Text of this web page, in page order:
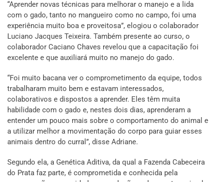
“Aprender novas técnicas para melhorar o manejo e a lida
com o gado, tanto no mangueiro como no campo, foi uma
experiência muito boa e proveitosa”, elogiou o colaborador
Luciano Jacques Teixeira. Também presente ao curso, o
colaborador Caciano Chaves revelou que a capacitação foi
excelente e que auxiliará muito no manejo do gado.
“Foi muito bacana ver o comprometimento da equipe, todos
trabalharam muito bem e estavam interessados,
colaborativos e dispostos a aprender. Eles têm muita
habilidade com o gado e, nestes dois dias, aprenderam a
entender um pouco mais sobre o comportamento do animal e
a utilizar melhor a movimentação do corpo para guiar esses
animais dentro do curral”, disse Adriane.
Segundo ela, a Genética Aditiva, da qual a Fazenda Cabeceira
do Prata faz parte, é comprometida e conhecida pela